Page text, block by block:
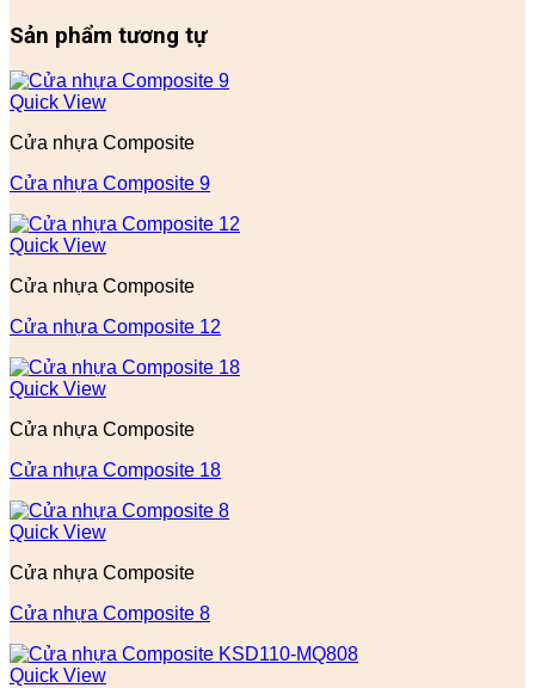
Sản phẩm tương tự
Quick View
Cửa nhựa Composite
Cửa nhựa Composite 9
Quick View
Cửa nhựa Composite
Cửa nhựa Composite 12
Quick View
Cửa nhựa Composite
Cửa nhựa Composite 18
Quick View
Cửa nhựa Composite
Cửa nhựa Composite 8
Quick View